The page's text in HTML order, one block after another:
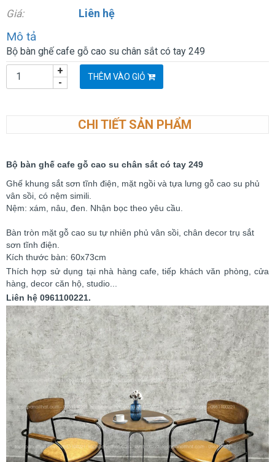
Giá: Liên hệ
Mô tả
Bộ bàn ghế cafe gỗ cao su chân sắt có tay 249
-
+ THÊM VÀO GIỎ
CHI TIẾT SẢN PHẨM
Bộ bàn ghế cafe gỗ cao su chân sắt có tay 249
Ghế khung sắt sơn tĩnh điện, mặt ngồi và tựa lưng gỗ cao su phủ
vân sồi, có nệm simili.
Nệm: xám, nâu, đen. Nhận bọc theo yêu cầu.
Bàn tròn mặt gỗ cao su tự nhiên phủ vân sồi, chân decor trụ sắt
sơn tĩnh điện.
Kích thước bàn: 60x73cm
Thích hợp sử dụng tại nhà hàng cafe, tiếp khách văn phòng, cửa
hàng, decor căn hộ, studio...
Liên hệ 0961100221.